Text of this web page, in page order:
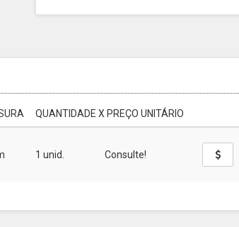
QUANTIDADE X PREÇO UNITÁRIO
1 unid. Consulte!